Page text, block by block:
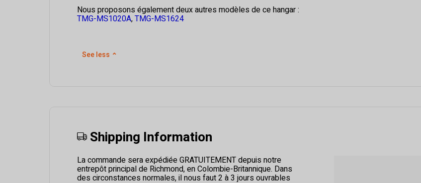
Nous proposons également deux autres modèles de ce hangar :
TMG-MS1020A,TMG-MS1624
See less ⌃
Shipping Information
La commande sera expédiée GRATUITEMENT depuis notre
entrepôt principal de Richmond, en Colombie-Britannique. Dans
des circonstances normales, il nous faut 2 à 3 jours ouvrables